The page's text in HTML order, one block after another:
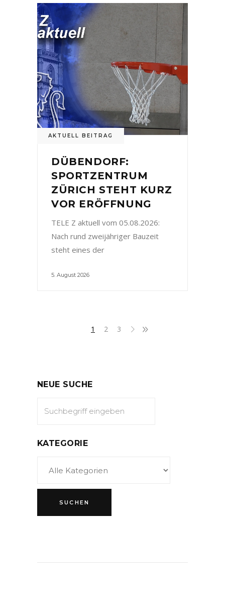
AKTUELL BEITRAG
DÜBENDORF:
SPORTZENTRUM
ZÜRICH STEHT KURZ
VOR ERÖFFNUNG
TELE Z aktuell vom 05.08.2026:
Nach rund zweijähriger Bauzeit
steht eines der
5. August 2026
1 2 3
NEUE SUCHE
KATEGORIE